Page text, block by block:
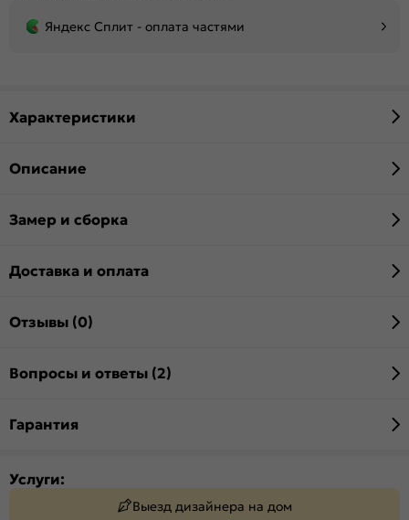
Яндекс Сплит - оплата частями
Характеристики
Описание
Замер и сборка
Доставка и оплата
Отзывы (0)
Вопросы и ответы (2)
Гарантия
Услуги:
Выезд дизайнера на дом